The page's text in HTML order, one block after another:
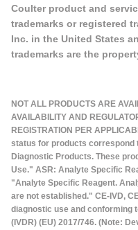
Coulter product and
trademarks or registered
Inc. in the United States
trademarks are the
NOT ALL PRODUCTS ARE
AVAILABILITY AND
REGISTRATION PER
status for products correspond
Diagnostic Products. These
Use." ASR: Analyte Specific
"Analyte Specific Reagent.
are not established." CE-IVD,
diagnostic use and conforming
(IVDR) (EU) 2017/746. (Note: